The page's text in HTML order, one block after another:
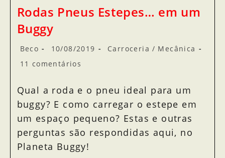
Rodas Pneus Estepes… em um
Buggy
Beco 10/08/2019 Carroceria / Mecânica
11 comentários
Qual a roda e o pneu ideal para um
buggy? E como carregar o estepe em
um espaço pequeno? Estas e outras
perguntas são respondidas aqui, no
Planeta Buggy!